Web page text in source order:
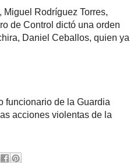
Miguel Rodríguez Torres,
de Control dictó una orden
Daniel Ceballos, quien ya
funcionario de la Guardia
acciones violentas de la